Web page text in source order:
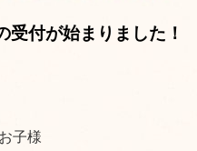
受付が始まりました！
子様